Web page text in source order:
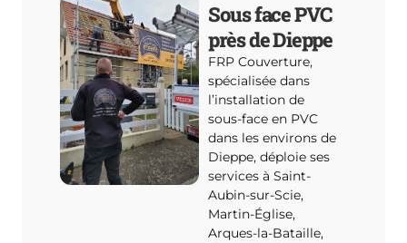
Sous face PVC
près de Dieppe
FRP Couverture,
spécialisée dans
l’installation de
sous-face en PVC
dans les environs de
Dieppe, déploie ses
services à Saint-
Aubin-sur-Scie,
Martin-Église,
Arques-la-Bataille,